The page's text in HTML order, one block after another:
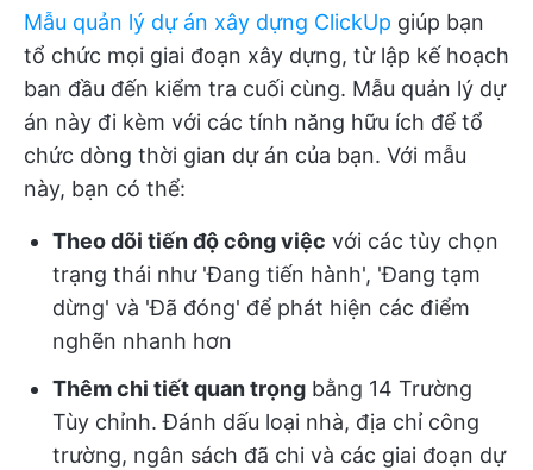
Mẫu quản lý dự án xây dựng ClickUp giúp bạn
tổ chức mọi giai đoạn xây dựng, từ lập kế hoạch
ban đầu đến kiểm tra cuối cùng. Mẫu quản lý dự
án này đi kèm với các tính năng hữu ích để tổ
chức dòng thời gian dự án của bạn. Với mẫu
này, bạn có thể:
Theo dõi tiến độ công việc với các tùy chọn
trạng thái như 'Đang tiến hành', 'Đang tạm
dừng' và 'Đã đóng' để phát hiện các điểm
nghẽn nhanh hơn
Thêm chi tiết quan trọng bằng 14 Trường
Tùy chỉnh. Đánh dấu loại nhà, địa chỉ công
trường, ngân sách đã chi và các giai đoạn dự